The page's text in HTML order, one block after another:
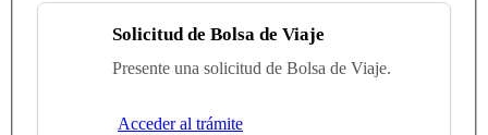
Solicitud de Bolsa de Viaje
Presente una solicitud de Bolsa de Viaje.
Acceder al trámite